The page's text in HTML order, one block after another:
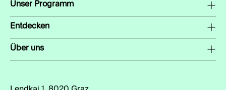
Unser Programm
Entdecken
Über uns